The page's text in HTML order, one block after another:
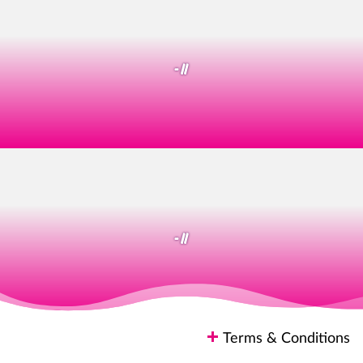
- //
- //
Terms & Conditions